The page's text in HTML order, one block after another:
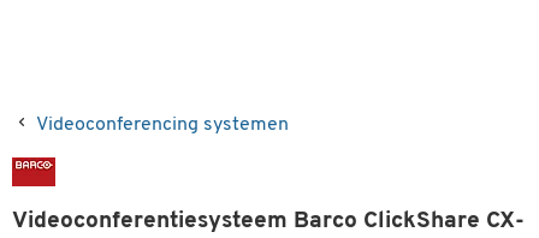
Videoconferencing systemen
Videoconferentiesysteem Barco ClickShare CX-